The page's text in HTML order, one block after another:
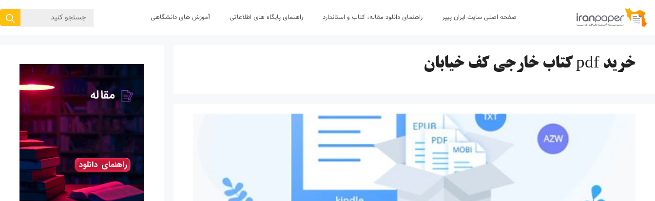
پرش
صفحه اصلی سایت ایران پیپر راهنمای دانلود مقاله، کتاب و استاندارد راهنمای پایگاه های اطلاعاتی آموزش های دانشگاهی
جستجوی
خرید pdf کتاب خارجی کف خیابان